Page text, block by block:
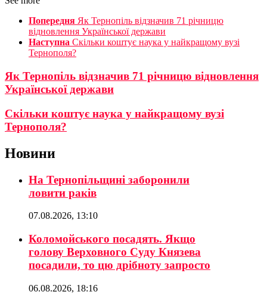
Попередня Як Тернопіль відзначив 71 річницю
відновлення Української держави
Наступна Скільки коштує наука у найкращому вузі
Тернополя?
Як Тернопіль відзначив 71 річницю відновлення
Української держави
Скільки коштує наука у найкращому вузі
Тернополя?
Новини
На Тернопільщині заборонили
ловити раків
07.08.2026, 13:10
Коломойського посадять. Якщо
голову Верховного Суду Князева
посадили, то цю дрібноту запросто
06.08.2026, 18:16